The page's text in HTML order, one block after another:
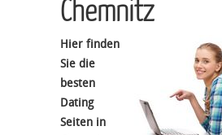
Chemnitz
Hier finden
Sie die
besten
Dating
Seiten in